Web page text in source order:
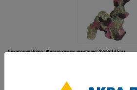
Декорация Prime "Живые камни, имитация" 22х9х14,5см